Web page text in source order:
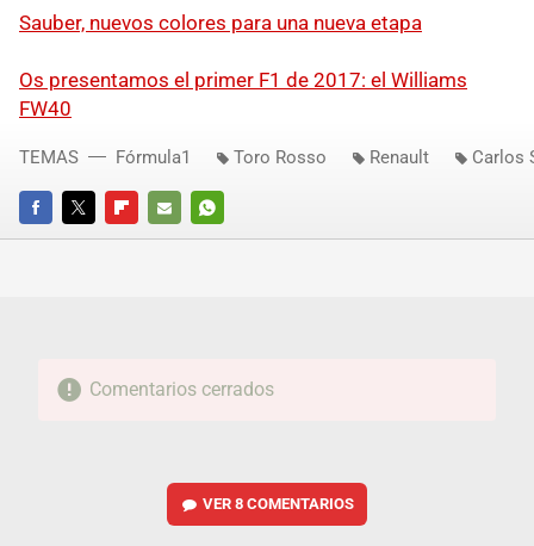
Sauber, nuevos colores para una nueva etapa
Os presentamos el primer F1 de 2017: el Williams
FW40
FACEBOOKTWITTERFLIPBOARD
E-
WHATSAPP
TEMAS Fórmula1 Toro Rosso Renault Carlos
Comentarios cerrados
VER8 COMENTARIOS